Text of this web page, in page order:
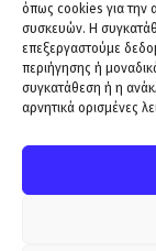
όπως cookies για την
συσκευών. Η
επεξεργαστούμε
περιήγησης ή
συγκατάθεση ή η
αρνητικά ορισμένες
25/7
15.73 oC
© COPYRIGHT